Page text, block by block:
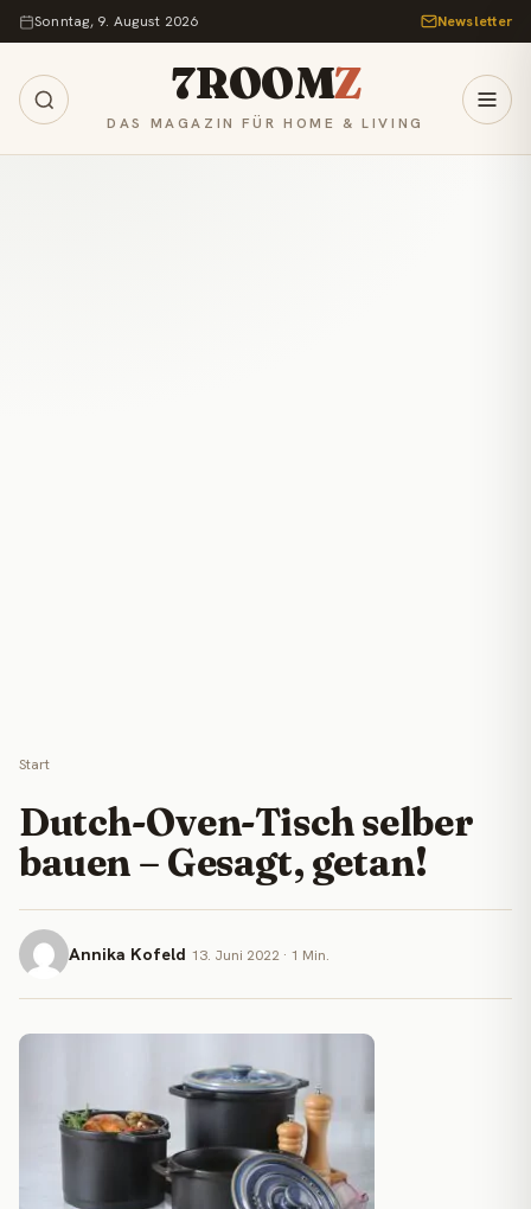
Zum Inhalt springen
Sonntag, 9. August 2026 Newsletter
7ROOMZ
DAS MAGAZIN FÜR HOME & LIVING
Start
Dutch-Oven-Tisch selber
bauen – Gesagt, getan!
Annika Kofeld 13. Juni 2022 · 1 Min.